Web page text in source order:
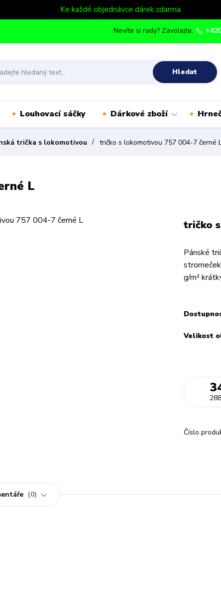
Ke každé objednávce dárek zdarma
Hledat
Nevíte si rady? Zavolejte.
Louhovací sáčky Dárkové zboží
trička s lokomotivou tričko s lokomotivou 757 004-7 černé
L
tričko
Pánské
g/m²
Velikost
Číslo
0